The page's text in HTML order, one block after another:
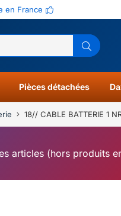
en France
Pièces détachées
18// CABLE BATTERIE 1
articles (hors produits